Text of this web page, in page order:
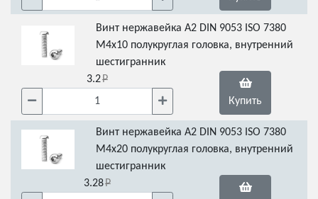
Винт нержавейка А2 DIN 9053 ISO 7380
М4х10 полукруглая головка, внутренний
шестигранник
3.2
Купить
Винт нержавейка А2 DIN 9053 ISO 7380
М4х20 полукруглая головка, внутренний
шестигранник
3.28